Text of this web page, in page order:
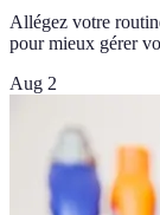
Allégez votre
pour mieux gérer
Aug 2